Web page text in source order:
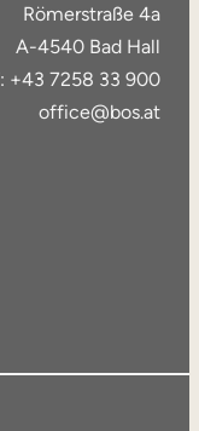
Römerstraße 4a
A-4540 Bad Hall
+43 7258 33 900
office@bos.at